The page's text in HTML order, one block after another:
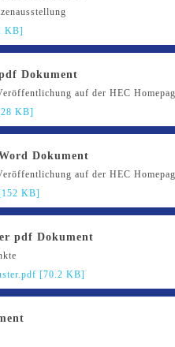
KB]
Dokument
auf der HEC
KB]
Dokument
auf der HEC
KB]
pdf Dokument
[70.2 KB]